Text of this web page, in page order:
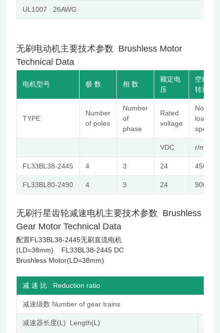
UL1007 26AWG
无刷电动机主要技术参数 Brushless Motor
Technical Data
电机型号 极 数 相 数
额定电
压
空载
转速
TYPE
Number
of poles
Number
of
phase
Rated
voltage
No-
load
speed
VDC r/min
FL33BL38-2445 4 3 24 4500
FL33BL80-2490 4 3 24 9000
无刷行星齿轮减速电机主要技术参数 Brushless
Gear Motor Technical Data
配置FL33BL38-2445无刷直流电机
(LD=38mm) FL33BL38-2445 DC
Brushless Motor(LD=38mm)
减 速 比 Reduction ratio
减速级数 Number of gear trains
减速器长度(L) Length(L)